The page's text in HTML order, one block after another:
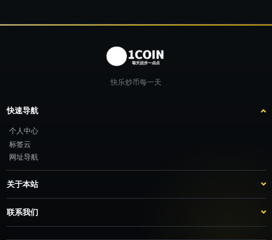
快乐炒币每一天
快速导航
个人中心
标签云
网址导航
关于本站
站点介绍
客服咨询
推广计划
联系我们
TG：@feimao2024 QQ：3261605442 微信：moto001com 新浪微博：三